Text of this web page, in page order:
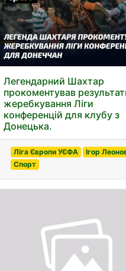
Легендарний Шахтар
прокоментував
жеребкування Ліги
конференцій для клубу з
Донецька.
Ліга Європи УЄФА
Ігор
Спорт